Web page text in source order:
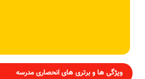
ویژگی ها و برتری های انحصاری مدرسه